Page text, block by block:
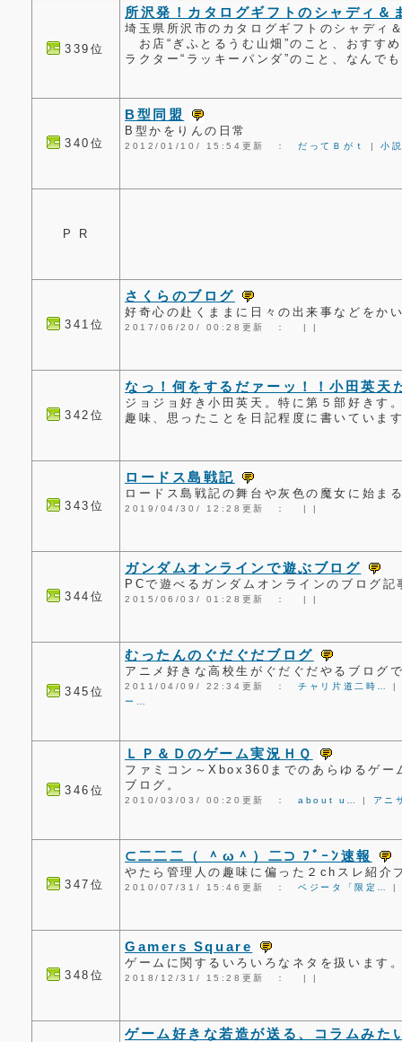
339位
所沢発！カタログギフトのシャディ＆
埼玉県所沢市のカタログギフトのシャディ
お店“ぎふとるうむ山畑”のこと、おすす
ラクター“ラッキーパンダ”のこと、なんで
340位
B型同盟
B型かをりんの日常
2012/01/10/ 15:54更新 ：だってＢがｔ |小
P R
341位
さくらのブログ
好奇心の赴くままに日々の出来事などをか
2017/06/20/ 00:28更新 ： | |
342位
なっ！何をするだァーッ！！小田英天
ジョジョ好き小田英天。特に第５部好きす
趣味、思ったことを日記程度に書いていま
343位
ロードス島戦記
ロードス島戦記の舞台や灰色の魔女に始ま
2019/04/30/ 12:28更新 ： | |
344位
ガンダムオンラインで遊ぶブログ
PCで遊べるガンダムオンラインのブログ記
2015/06/03/ 01:28更新 ： | |
345位
むったんのぐだぐだブログ
アニメ好きな高校生がぐだぐだやるブログ
2011/04/09/ 22:34更新 ：チャリ片道二時…
ー…
346位
ＬＰ＆Ｄのゲーム実況ＨＱ
ファミコン～Xbox360までのあらゆるゲー
ブログ。
2010/03/03/ 00:20更新 ：about u… | アニ
347位
⊂二二二（ ＾ω＾）二⊃ ﾌﾞｰﾝ速報
やたら管理人の趣味に偏った２chスレ紹介
2010/07/31/ 15:46更新 ：ベジータ「限定…
348位
Gamers Square
ゲームに関するいろいろなネタを扱います
2018/12/31/ 15:28更新 ： | |
ゲーム好きな若造が送る、コラムみた